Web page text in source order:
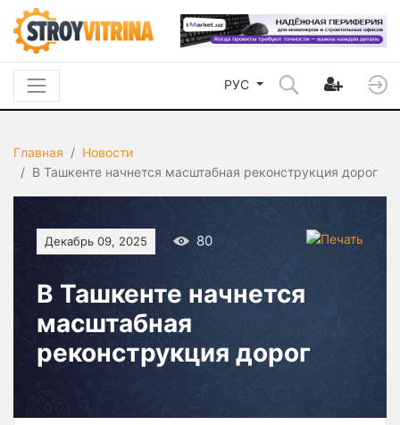
РУС
Главная
Новости
В Ташкенте начнется масштабная реконструкция дорог
Декабрь 09, 2025 80
В Ташкенте начнется
масштабная
реконструкция дорог